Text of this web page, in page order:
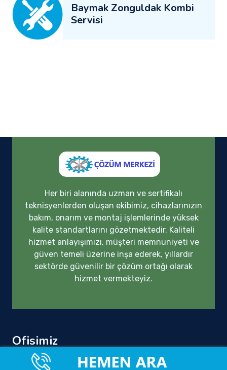
Baymak Zonguldak Kombi
Servisi
Her biri alanında uzman ve sertifikalı
teknisyenlerden oluşan ekibimiz, cihazlarınızın
bakım, onarım ve montaj işlemlerinde yüksek
kalite standartlarını gözetmektedir. Kaliteli
hizmet anlayışımızı, müşteri memnuniyeti ve
güven temeli üzerine inşa ederek, yıllardır
sektörde güvenilir bir çözüm ortağı olarak
hizmet vermekteyiz.
Ofisimiz